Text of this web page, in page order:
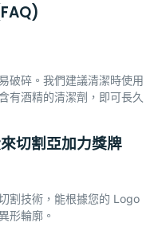
破碎。我們建議清潔時使用
有酒精的清潔劑，即可長久
切割亞加力獎牌
割技術，能根據您的 Logo
形輪廓。